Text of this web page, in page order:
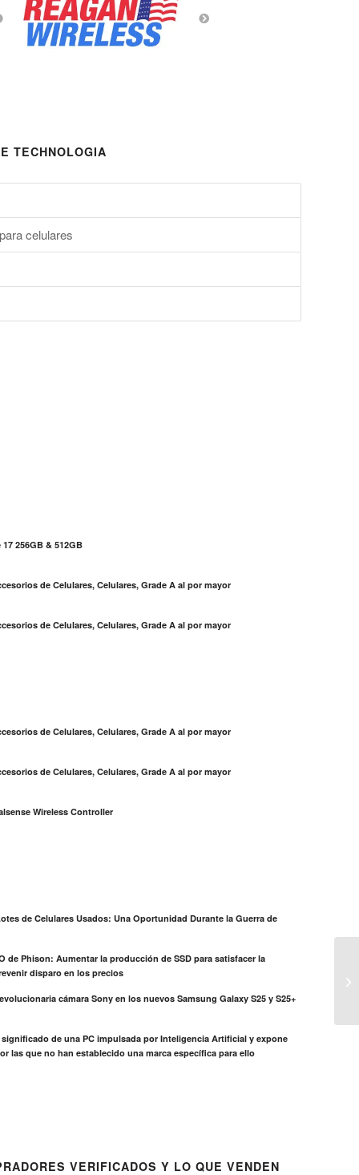
TECHNOLOGIA
celulares
256GB & 512GB
de Celulares, Celulares, Grade A al por mayor
de Celulares, Celulares, Grade A al por mayor
de Celulares, Celulares, Grade A al por mayor
de Celulares, Celulares, Grade A al por mayor
Wireless Controller
de Celulares Usados: Una Oportunidad Durante la Guerra de
de Phison: Aumentar la producción de SSD para satisfacer la
disparo en los precios
cámara Sony en los nuevos Samsung Galaxy S25 y S25+
significado de una PC impulsada por Inteligencia Artificial y expone
las que no han establecido una marca específica para ello
VERIFICADOS Y LO QUE VENDEN